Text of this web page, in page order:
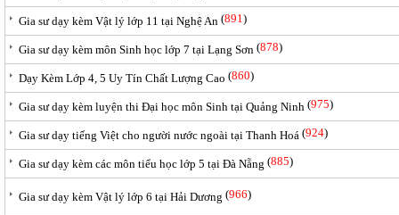
Gia sư dạy kèm Vật lý lớp 11 tại Nghệ An (891)
Gia sư dạy kèm môn Sinh học lớp 7 tại Lạng Sơn (878)
Dạy Kèm Lớp 4, 5 Uy Tín Chất Lượng Cao (860)
Gia sư dạy kèm luyện thi Đại học môn Sinh tại Quảng Ninh (975)
Gia sư dạy tiếng Việt cho người nước ngoài tại Thanh Hoá (924)
Gia sư dạy kèm các môn tiểu học lớp 5 tại Đà Nẵng (885)
Gia sư dạy kèm Vật lý lớp 6 tại Hải Dương (966)